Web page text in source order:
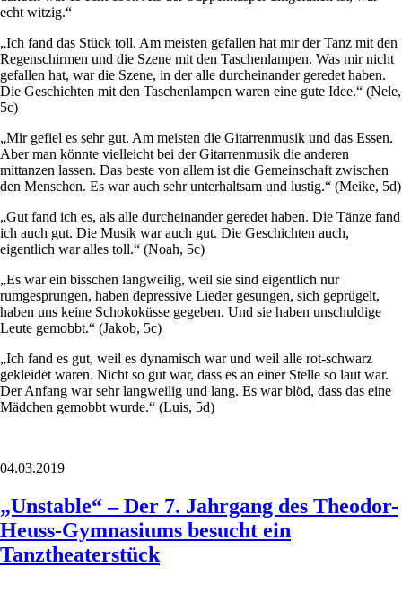
echt witzig.“
„Ich fand das Stück toll. Am meisten gefallen hat mir der Tanz mit den
Regenschirmen und die Szene mit den Taschenlampen. Was mir nicht
gefallen hat, war die Szene, in der alle durcheinander geredet haben.
Die Geschichten mit den Taschenlampen waren eine gute Idee.“ (Nele,
5c)
„Mir gefiel es sehr gut. Am meisten die Gitarrenmusik und das Essen.
Aber man könnte vielleicht bei der Gitarrenmusik die anderen
mittanzen lassen. Das beste von allem ist die Gemeinschaft zwischen
den Menschen. Es war auch sehr unterhaltsam und lustig.“ (Meike, 5d)
„Gut fand ich es, als alle durcheinander geredet haben. Die Tänze fand
ich auch gut. Die Musik war auch gut. Die Geschichten auch,
eigentlich war alles toll.“ (Noah, 5c)
„Es war ein bisschen langweilig, weil sie sind eigentlich nur
rumgesprungen, haben depressive Lieder gesungen, sich geprügelt,
haben uns keine Schokoküsse gegeben. Und sie haben unschuldige
Leute gemobbt.“ (Jakob, 5c)
„Ich fand es gut, weil es dynamisch war und weil alle rot-schwarz
gekleidet waren. Nicht so gut war, dass es an einer Stelle so laut war.
Der Anfang war sehr langweilig und lang. Es war blöd, dass das eine
Mädchen gemobbt wurde.“ (Luis, 5d)
04.03.2019
„Unstable“ – Der 7. Jahrgang des Theodor-
Heuss-Gymnasiums besucht ein
Tanztheaterstück